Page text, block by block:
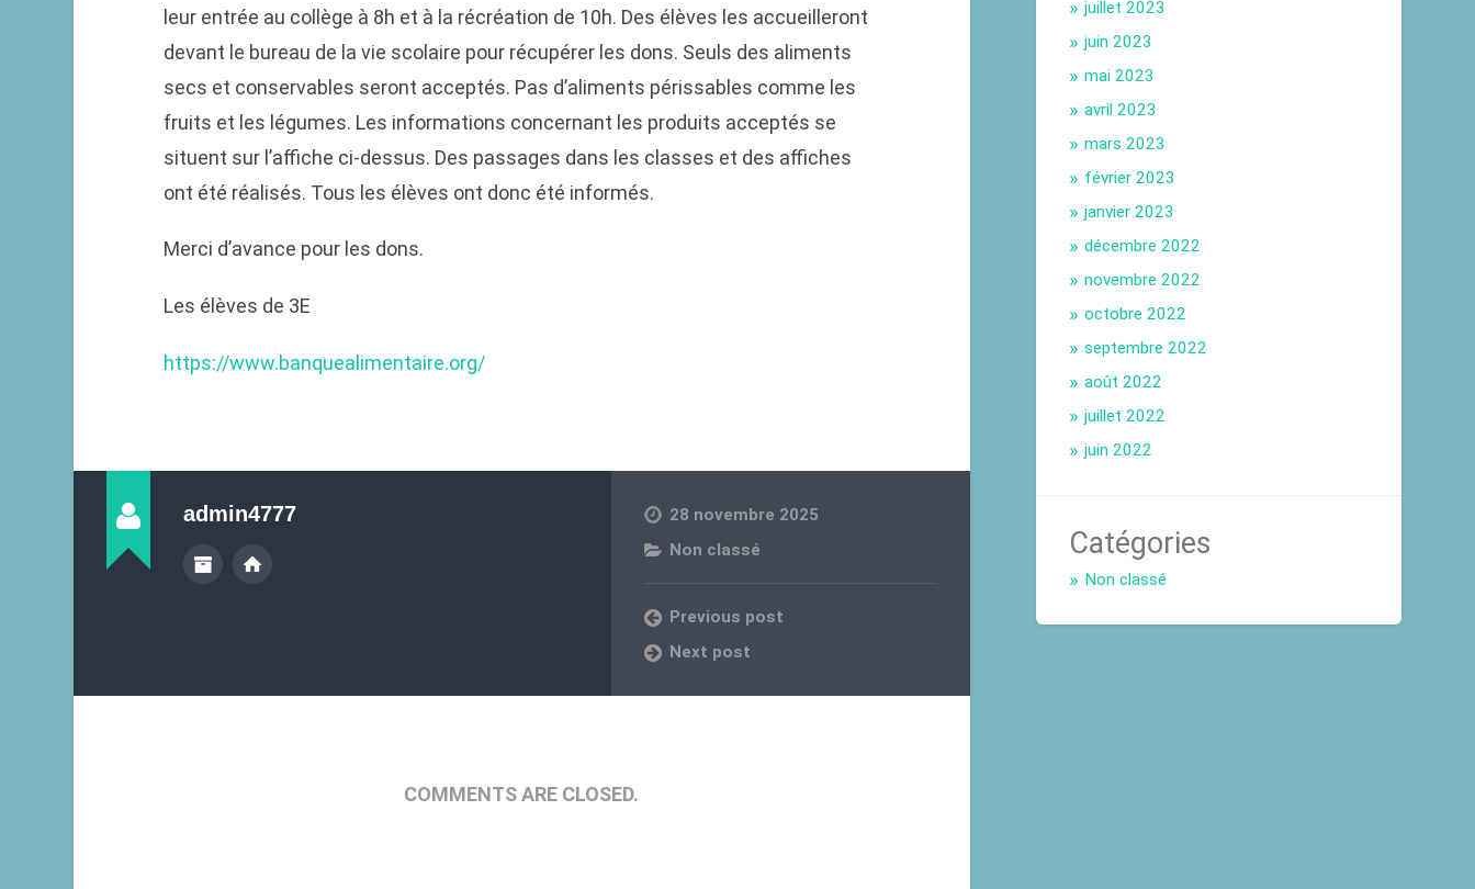
leur entrée au collège à 8h et à la récréation de 10h. Des élèves les accueilleront
devant le bureau de la vie scolaire pour récupérer les dons. Seuls des aliments
secs et conservables seront acceptés. Pas d’aliments périssables comme les
fruits et les légumes. Les informations concernant les produits acceptés se
situent sur l’affiche ci-dessus. Des passages dans les classes et des affiches
ont été réalisés. Tous les élèves ont donc été informés.
Merci d’avance pour les dons.
Les élèves de 3E
https://www.banquealimentaire.org/
admin4777
28 novembre 2025
Non classé
Previous post
Next post
COMMENTS ARE CLOSED.
juillet 2023
juin 2023
mai 2023
avril 2023
mars 2023
février 2023
janvier 2023
décembre 2022
novembre 2022
octobre 2022
septembre 2022
août 2022
juillet 2022
juin 2022
Catégories
Non classé